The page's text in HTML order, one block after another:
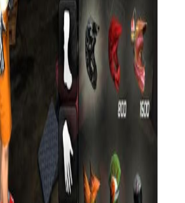
的加速、刹车和转向，完成赛道上的各种
以解锁新的摩托车和赛道，提升自己的竞
法】
游戏包含单人赛、多人赛、排位赛等多种
需求。
：在比赛中，玩家可以通过拾取道具，增
等属性，提升竞技优势。
：玩家可以通过赢得比赛获得的金币，升